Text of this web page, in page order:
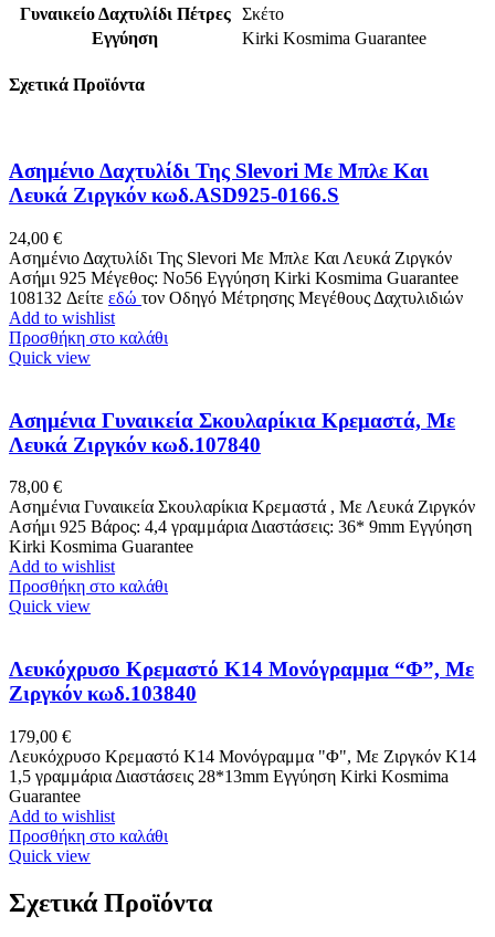
Γυναικείο Δαχτυλίδι Πέτρες
Σκέτο
Εγγύηση
Kirki Kosmima Guarantee
Σχετικά Προϊόντα
Ασημένιο Δαχτυλίδι Της Slevori Με Μπλε Και
Λευκά Ζιργκόν κωδ.ASD925-0166.S
24,00 €
Ασημένιο Δαχτυλίδι Της Slevori Με Μπλε Και Λευκά Ζιργκόν
Ασήμι 925 Μέγεθος: No56 Εγγύηση Kirki Kosmima Guarantee
108132 Δείτε εδώ τον Οδηγό Μέτρησης Μεγέθους Δαχτυλιδιών
Add to wishlist
Προσθήκη στο καλάθι
Quick view
Ασημένια Γυναικεία Σκουλαρίκια Κρεμαστά, Με
Λευκά Ζιργκόν κωδ.107840
78,00 €
Ασημένια Γυναικεία Σκουλαρίκια Κρεμαστά , Με Λευκά Ζιργκόν
Ασήμι 925 Βάρος: 4,4 γραμμάρια Διαστάσεις: 36* 9mm Εγγύηση
Kirki Kosmima Guarantee
Add to wishlist
Προσθήκη στο καλάθι
Quick view
Λευκόχρυσο Κρεμαστό K14 Μονόγραμμα “Φ”, Με
Ζιργκόν κωδ.103840
179,00 €
Λευκόχρυσο Κρεμαστό K14 Μονόγραμμα "Φ", Με Ζιργκόν Κ14
1,5 γραμμάρια Διαστάσεις 28*13mm Εγγύηση Kirki Kosmima
Guarantee
Add to wishlist
Προσθήκη στο καλάθι
Quick view
Σχετικά Προϊόντα